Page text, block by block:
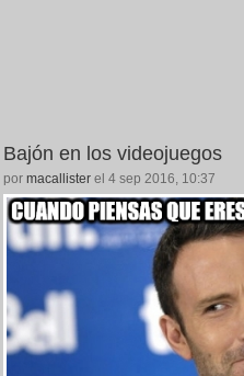
Bajón en los videojuegos
por macallister el 4 sep 2016, 10:37